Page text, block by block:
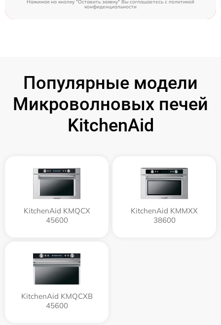
Нажимая на кнопку "Оставить заявку" Вы соглашаетесь c политикой
конфиденциальности
Популярные модели
Микроволновых печей
KitchenAid
KitchenAid KMQCX
45600
KitchenAid KMMXX
38600
KitchenAid KMQCXB
45600